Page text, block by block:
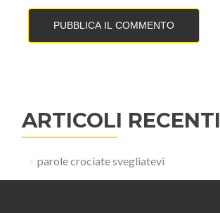
ARTICOLI RECENTI
parole crociate svegliatevi